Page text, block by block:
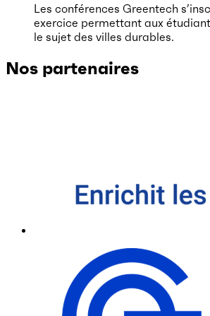
Les conférences Greentech
exercice permettant aux
le sujet des villes durables.
Nos partenaires